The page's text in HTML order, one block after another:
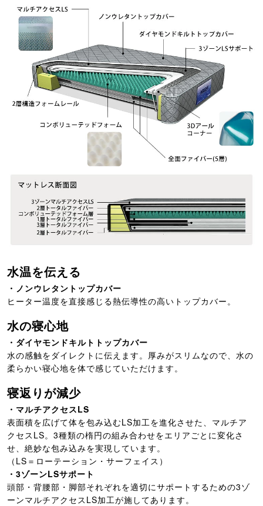
水温を伝える
・ノンウレタントップカバー
ヒーター温度を直接感じる熱伝導性の高いトップカバー。
水の寝心地
・ダイヤモンドキルトトップカバー
水の感触をダイレクトに伝えます。厚みがスリムなので、水の
柔らかい寝心地を体で感じていただけます。
寝返りが減少
・マルチアクセスLS
表面積を広げて体を包み込むLS加工を進化させた、マルチア
クセスLS。3種類の楕円の組み合わせをエリアごとに変化さ
せ、絶妙な包み込みを実現しています。
（LS＝ローテーション・サーフェイス）
・3ゾーンLSサポート
頭部・背腰部・脚部それぞれを適切にサポートするための3ゾ
ーンマルチアクセスLS加工が施してあります。